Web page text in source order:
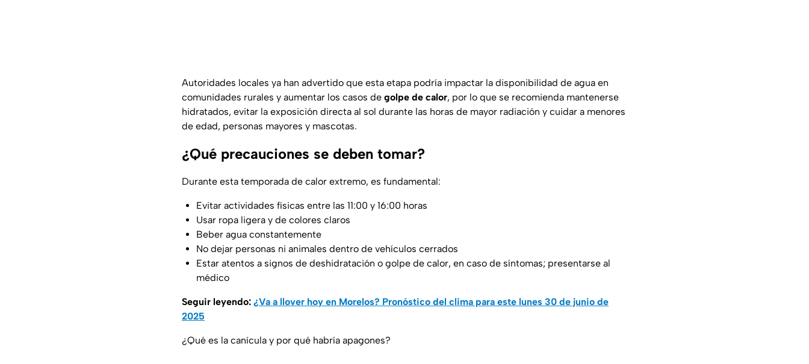
Autoridades locales ya han advertido que esta etapa podría impactar la disponibilidad de agua en
comunidades rurales y aumentar los casos de golpe de calor, por lo que se recomienda mantenerse
hidratados, evitar la exposición directa al sol durante las horas de mayor radiación y cuidar a menores
de edad, personas mayores y mascotas.
¿Qué precauciones se deben tomar?
Durante esta temporada de calor extremo, es fundamental:
Evitar actividades físicas entre las 11:00 y 16:00 horas
Usar ropa ligera y de colores claros
Beber agua constantemente
No dejar personas ni animales dentro de vehículos cerrados
Estar atentos a signos de deshidratación o golpe de calor, en caso de síntomas; presentarse al
médico
Seguir leyendo: ¿Va a llover hoy en Morelos? Pronóstico del clima para este lunes 30 de junio de
2025
¿Qué es la canícula y por qué habría apagones?